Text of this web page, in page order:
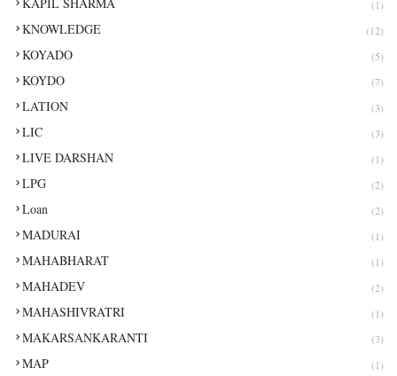
(1)
KNOWLEDGE (12)
KOYADO (5)
KOYDO (7)
LATION (3)
LIC (3)
LIVE DARSHAN (1)
LPG (2)
Loan (2)
MADURAI (1)
MAHABHARAT (1)
MAHADEV (2)
MAHASHIVRATRI (1)
MAKARSANKARANTI (3)
MAP (1)